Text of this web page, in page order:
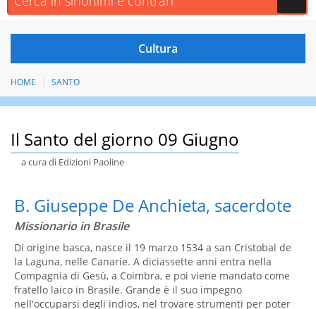
HOME SANTO
Il Santo del giorno 09 Giugno
a cura di Edizioni Paoline
B. Giuseppe De Anchieta, sacerdote
Missionario in Brasile
Di origine basca, nasce il 19 marzo 1534 a san Cristobal de
la Laguna, nelle Canarie. A diciassette anni entra nella
Compagnia di Gesù, a Coimbra, e poi viene mandato come
fratello laico in Brasile. Grande è il suo impegno
nell'occuparsi degli indios, nel trovare strumenti per poter